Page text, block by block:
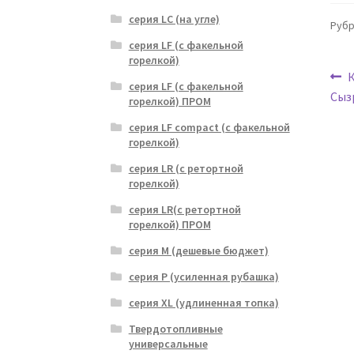
серия LC (на угле)
серия LF (с факельной
горелкой)
серия LF (с факельной
горелкой) ПРОМ
серия LF compact (с факельной
горелкой)
серия LR (с ретортной
горелкой)
серия LR(с ретортной
горелкой) ПРОМ
серия M (дешевые бюджет)
серия P (усиленная рубашка)
серия XL (удлиненная топка)
Твердотопливные
универсальные